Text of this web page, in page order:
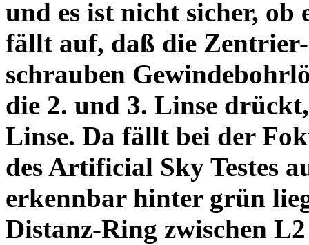
und es ist nicht sicher,
fällt auf, daß die Zentrier-
schrauben
die 2. und 3. Linse
Linse. Da fällt bei der
des Artificial Sky Testes
erkennbar hinter grün
Distanz-Ring zwischen